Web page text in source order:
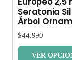
Seratonia
Árbol
$44.990
VER